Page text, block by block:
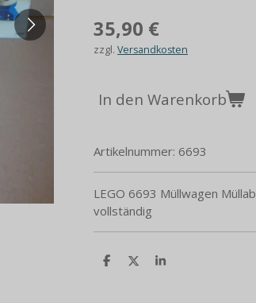
35,90 €
zzgl. Versandkosten
In den Warenkorb
Artikelnummer: 6693
LEGO 6693 Müllwagen
vollständig
T
T
T